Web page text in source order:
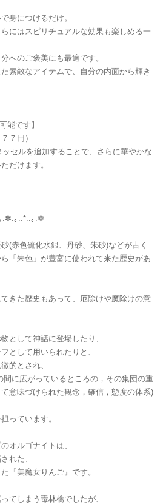
身につけるだけ。
にはスピリチュアルな効果も楽しめる一
へのご褒美にも最適です。
素敵なアイテムで、自分の内面から輝き
能です】
７円）
セルを追加することで、さらに華やかな
だけます。
.✽.｡.:*:.｡.❁
(赤色硫化水銀、丹砂、朱砂)などが古く
「朱色」が豊富に使われて来た歴史があ
きた歴史もあって、厄除けや魔除けの意
として神話に登場したり、
として用いられたりと、
的とされ、
に広がっているところの，その集団の重
意味づけられた観念，確信，態度の体系)
っています。
オルゴナイトは、
れた、
『美魔女りんご』です。
てしまう毒林檎でしたが、